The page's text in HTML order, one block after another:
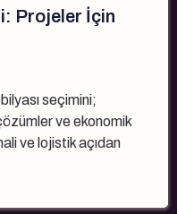
Projeler İçin
seçimini;
ve ekonomik
ve lojistik açıdan